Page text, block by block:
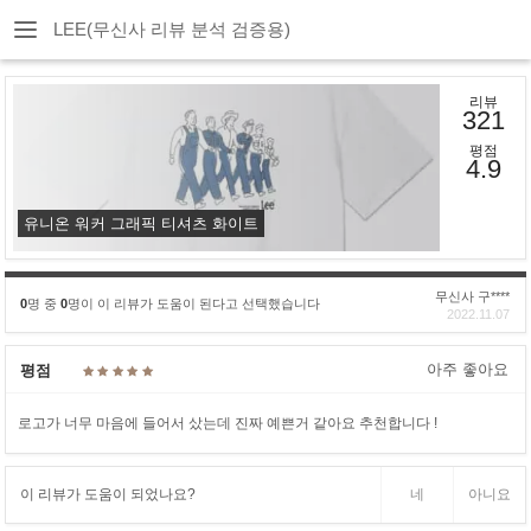
LEE(무신사 리뷰 분석 검증용)
유니온 워커 그래픽 티셔츠 화이트
리뷰
321
평점
4.9
0명 중 0명이 이 리뷰가 도움이 된다고 선택했습니다
무신사 구****
2022.11.07
평점 아주 좋아요
로고가 너무 마음에 들어서 샀는데 진짜 예쁜거 같아요 추천합니다 !
이 리뷰가 도움이 되었나요? 네 아니요